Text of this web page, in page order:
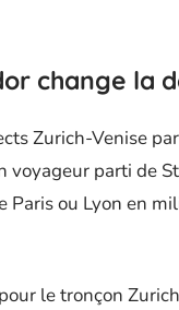
change la
Zurich-Venise
voyageur parti de
Paris ou Lyon en
le tronçon